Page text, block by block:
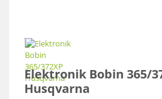
Elektronik Bobin 365/
Husqvarna